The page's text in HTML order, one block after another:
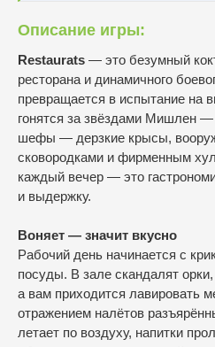
Описание игры:
Restaurats — это безумный
ресторана и динамичного
превращается в испытание на
гонятся за звёздами Мишлен
шефы — дерзкие крысы,
сковородками и фирменным
каждый вечер — это
и выдержку.
Воняет — значит вкусно
Рабочий день начинается с
посуды. В зале скандалят
а вам приходится лавировать
отражением налётов
летает по воздуху, напитки